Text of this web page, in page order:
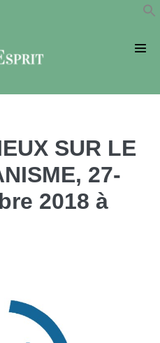
SUR LE
27-
2018 à